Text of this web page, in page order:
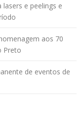
e peelings e
aos 70
Preto
de eventos de